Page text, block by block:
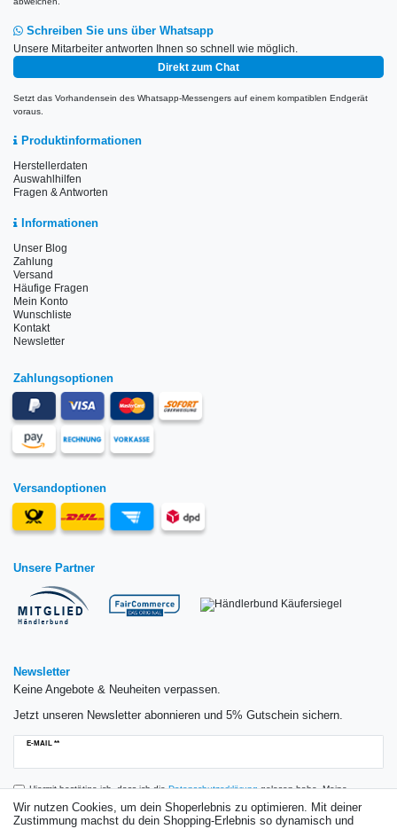
Schreiben Sie uns über Whatsapp
Unsere Mitarbeiter antworten Ihnen so schnell wie möglich.
Direkt zum Chat
Setzt das Vorhandensein des Whatsapp-Messengers auf einem kompatiblen Endgerät
voraus.
Produktinformationen
Herstellerdaten
Auswahlhilfen
Fragen & Antworten
Informationen
Unser Blog
Zahlung
Versand
Häufige Fragen
Mein Konto
Wunschliste
Kontakt
Newsletter
Zahlungsoptionen
Versandoptionen
Unsere Partner
Newsletter
Keine Angebote & Neuheiten verpassen.
Jetzt unseren Newsletter abonnieren und 5% Gutschein sichern.
E-MAIL **
Newsletter
Hiermit bestätige ich, dass ich dieDaten­schutz­erklärunggelesen habe. Meine
Einwilligung kann ich jederzeit widerrufen.**
Wir nutzen Cookies, um dein Shoperlebnis zu optimieren. Mit deiner
Zustimmung machst du dein Shopping-Erlebnis so dynamisch und